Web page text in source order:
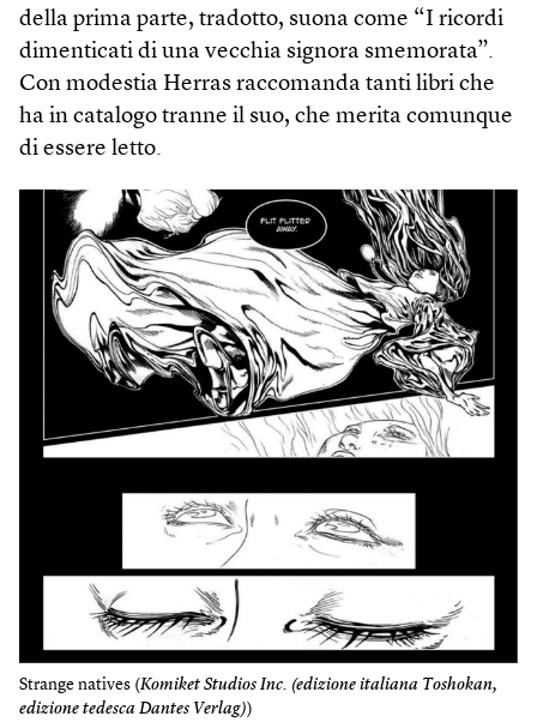
della prima parte, tradotto, suona come “I ricordi
dimenticati di una vecchia signora smemorata”.
Con modestia Herras raccomanda tanti libri che
ha in catalogo tranne il suo, che merita comunque
di essere letto.
Strange natives (Komiket Studios Inc. (edizione italiana Toshokan,
edizione tedesca Dantes Verlag))